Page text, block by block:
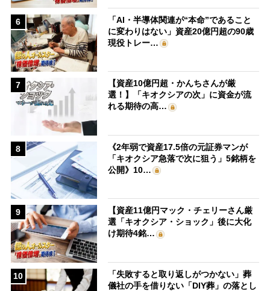
6
「AI・半導体関連が“本命”であること
に変わりはない」資産20億円超の90歳
現役トレー…
7
【資産10億円超・かんちさんが厳
選！】「キオクシアの次」に資金が流
れる期待の高…
8
《2年弱で資産17.5倍の元証券マンが
「キオクシア急落で次に狙う」5銘柄を
公開》10…
9
【資産11億円マック・チェリーさん厳
選「キオクシア・ショック」後に大化
け期待4銘…
10
「失敗すると取り返しがつかない」葬
儀社の手を借りない「DIY葬」の落とし